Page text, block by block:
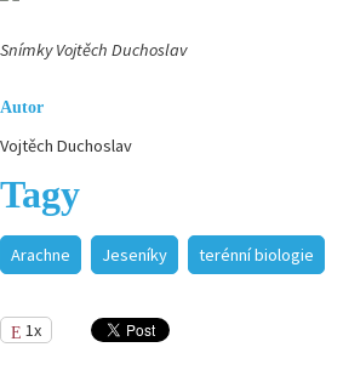
Snímky Vojtěch Duchoslav
Autor
Vojtěch Duchoslav
Tagy
Arachne Jeseníky terénní biologie
1x